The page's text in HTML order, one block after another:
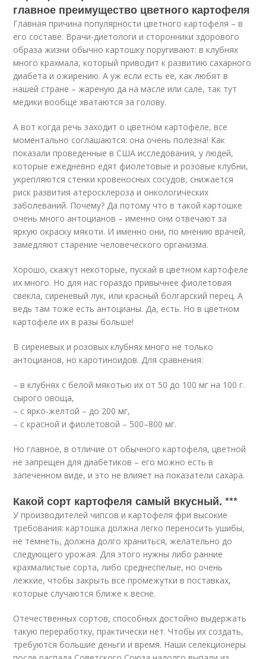
главное преимущество цветного картофеля
Главная причина популярности цветного картофеля – в
его составе. Врачи-диетологи и сторонники здорового
образа жизни обычно картошку поругивают: в клубнях
много крахмала, который приводит к развитию сахарного
диабета и ожирению. А уж если есть ее, как любят в
нашей стране – жареную да на масле или сале, так тут
медики вообще хватаются за голову.
А вот когда речь заходит о цветном картофеле, все
моментально соглашаются: она очень полезна! Как
показали проведенные в США исследования, у людей,
которые ежедневно едят фиолетовые и розовые клубни,
укрепляются стенки кровеносных сосудов, снижается
риск развития атеросклероза и онкологических
заболеваний. Почему? Да потому что в такой картошке
очень много антоцианов – именно они отвечают за
яркую окраску мякоти. И именно они, по мнению врачей,
замедляют старение человеческого организма.
Хорошо, скажут некоторые, пускай в цветном картофеле
их много. Но для нас гораздо привычнее фиолетовая
свекла, сиреневый лук, или красный болгарский перец. А
ведь там тоже есть антоцианы. Да, есть. Но в цветном
картофеле их в разы больше!
В сиреневых и розовых клубнях много не только
антоцианов, но каротиноидов. Для сравнения:
– в клубнях с белой мякотью их от 50 до 100 мг на 100 г.
сырого овоща,
– с ярко-желтой – до 200 мг,
– с красной и фиолетовой – 500–800 мг.
Но главное, в отличие от обычного картофеля, цветной
не запрещен для диабетиков – его можно есть в
запеченном виде, и это не влияет на показатели сахара.
Какой сорт картофеля самый вкусный. ***
У производителей чипсов и картофеля фри высокие
требования: картошка должна легко переносить ушибы,
не темнеть, должна долго храниться, желательно до
следующего урожая. Для этого нужны либо ранние
крахмалистые сорта, либо среднеспелые, но очень
лежкие, чтобы закрыть все промежутки в поставках,
которые случаются ближе к весне.
Отечественных сортов, способных достойно выдержать
такую переработку, практически нет. Чтобы их создать,
требуются большие деньги и время. Наши селекционеры